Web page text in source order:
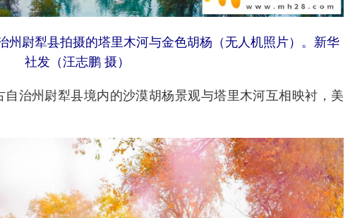
州尉犁县拍摄的塔里木河与金色胡杨（无人机照片）。新华
社发（汪志鹏 摄）
治州尉犁县境内的沙漠胡杨景观与塔里木河互相映衬，美